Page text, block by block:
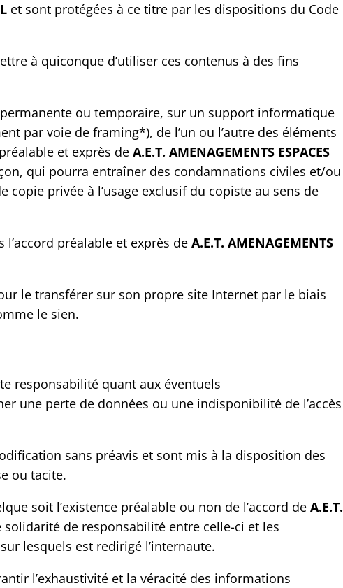
et sont protégées à ce titre par les dispositions du Code
à quiconque d’utiliser ces contenus à des fins
ou temporaire, sur un support informatique
par voie de framing*), de l’un ou l’autre des éléments
et exprès de A.E.T. AMENAGEMENTS ESPACES
qui pourra entraîner des condamnations civiles et/ou
copie privée à l’usage exclusif du copiste au sens de
préalable et exprès de A.E.T. AMENAGEMENTS
le transférer sur son propre site Internet par le biais
le sien.
responsabilité quant aux éventuels
une perte de données ou une indisponibilité de l’accès
sans préavis et sont mis à la disposition des
ou tacite.
soit l’existence préalable ou non de l’accord de A.E.T.
solidarité de responsabilité entre celle-ci et les
lesquels est redirigé l’internaute.
l’exhaustivité et la véracité des informations